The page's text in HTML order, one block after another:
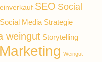
SEO Social
Social Media Strategie
weingut Storytelling
Weingut